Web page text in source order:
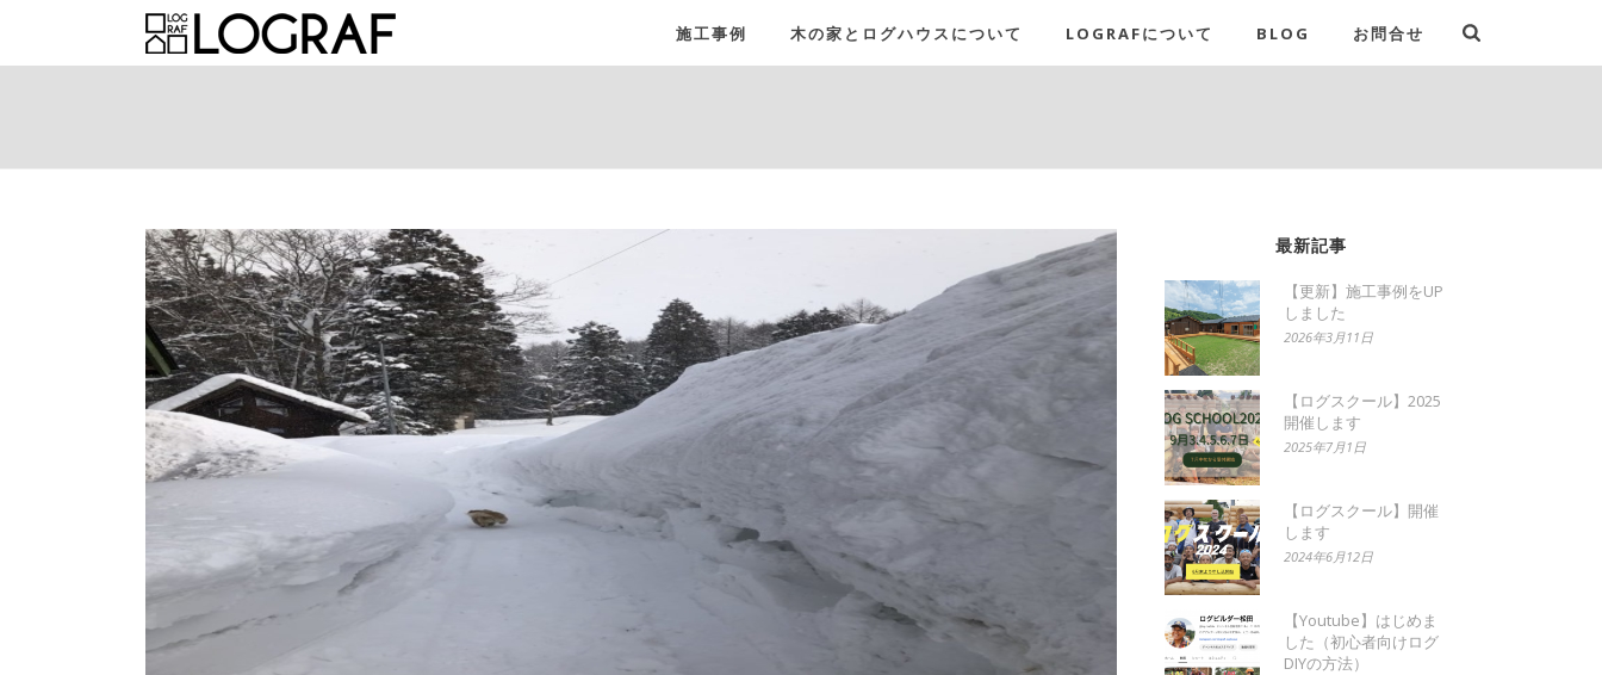
施工事例 木の家とログハウスについて LOGRAFについて BLOG お問合せ
最新記事
【更新】施工事例をUP
しました
2026年3月11日
【ログスクール】2025
開催します
2025年7月1日
【ログスクール】開催
します
2024年6月12日
【Youtube】はじめま
した（初心者向けログ
DIYの方法）